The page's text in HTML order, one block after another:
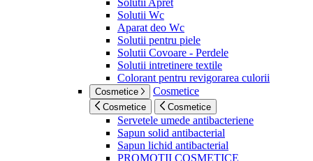
Solutii Apret
Solutii Wc
Aparat deo Wc
Solutii pentru piele
Solutii Covoare - Perdele
Solutii intretinere textile
Colorant pentru revigorarea culorii
Cosmetice Cosmetice
Cosmetice Cosmetice
Servetele umede antibacteriene
Sapun solid antibacterial
Sapun lichid antibacterial
PROMOTII COSMETICE